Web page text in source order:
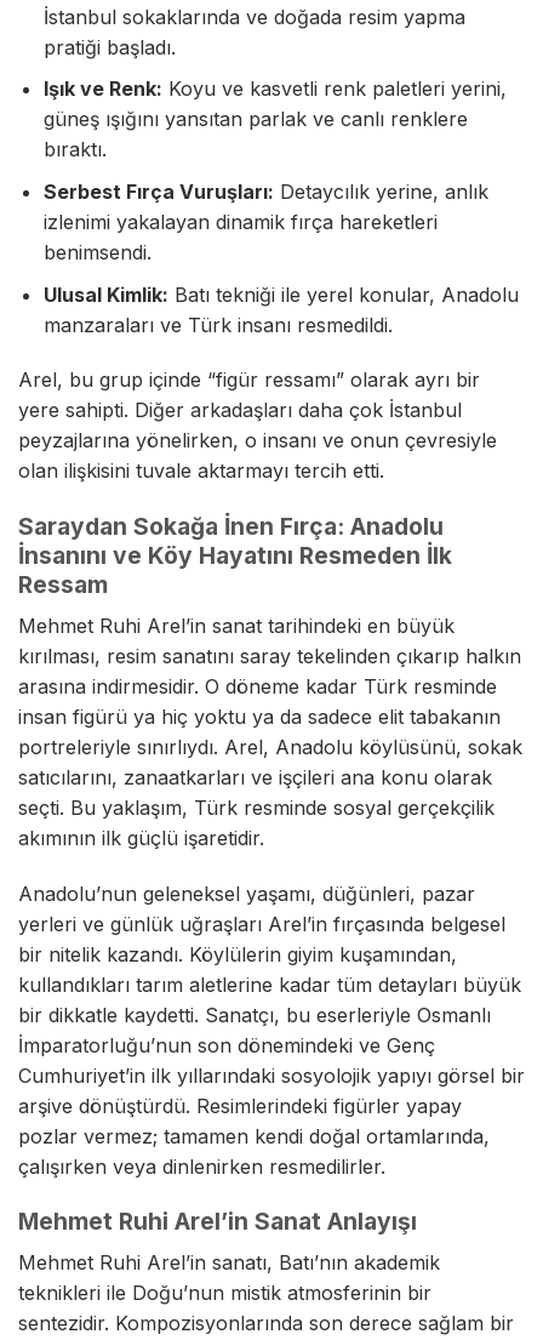
İstanbul sokaklarında ve doğada resim yapma
pratiği başladı.
Işık ve Renk: Koyu ve kasvetli renk paletleri yerini,
güneş ışığını yansıtan parlak ve canlı renklere
bıraktı.
Serbest Fırça Vuruşları: Detaycılık yerine, anlık
izlenimi yakalayan dinamik fırça hareketleri
benimsendi.
Ulusal Kimlik: Batı tekniği ile yerel konular, Anadolu
manzaraları ve Türk insanı resmedildi.
Arel, bu grup içinde “figür ressamı” olarak ayrı bir
yere sahipti. Diğer arkadaşları daha çok İstanbul
peyzajlarına yönelirken, o insanı ve onun çevresiyle
olan ilişkisini tuvale aktarmayı tercih etti.
Saraydan Sokağa İnen Fırça: Anadolu
İnsanını ve Köy Hayatını Resmeden İlk
Ressam
Mehmet Ruhi Arel’in sanat tarihindeki en büyük
kırılması, resim sanatını saray tekelinden çıkarıp halkın
arasına indirmesidir. O döneme kadar Türk resminde
insan figürü ya hiç yoktu ya da sadece elit tabakanın
portreleriyle sınırlıydı. Arel, Anadolu köylüsünü, sokak
satıcılarını, zanaatkarları ve işçileri ana konu olarak
seçti. Bu yaklaşım, Türk resminde sosyal gerçekçilik
akımının ilk güçlü işaretidir.
Anadolu’nun geleneksel yaşamı, düğünleri, pazar
yerleri ve günlük uğraşları Arel’in fırçasında belgesel
bir nitelik kazandı. Köylülerin giyim kuşamından,
kullandıkları tarım aletlerine kadar tüm detayları büyük
bir dikkatle kaydetti. Sanatçı, bu eserleriyle Osmanlı
İmparatorluğu’nun son dönemindeki ve Genç
Cumhuriyet’in ilk yıllarındaki sosyolojik yapıyı görsel bir
arşive dönüştürdü. Resimlerindeki figürler yapay
pozlar vermez; tamamen kendi doğal ortamlarında,
çalışırken veya dinlenirken resmedilirler.
Mehmet Ruhi Arel’in Sanat Anlayışı
Mehmet Ruhi Arel’in sanatı, Batı’nın akademik
teknikleri ile Doğu’nun mistik atmosferinin bir
sentezidir. Kompozisyonlarında son derece sağlam bir